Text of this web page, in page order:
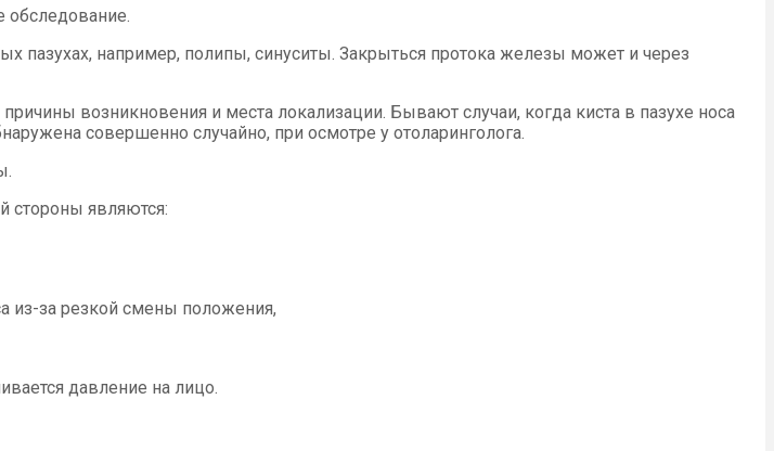
обследование.
пазухах, например, полипы, синуситы. Закрыться протока железы может и через
возникновения и места локализации. Бывают случаи, когда киста в пазухе носа
совершенно случайно, при осмотре у отоларинголога.
стороны являются:
из-за резкой смены положения,
давление на лицо.